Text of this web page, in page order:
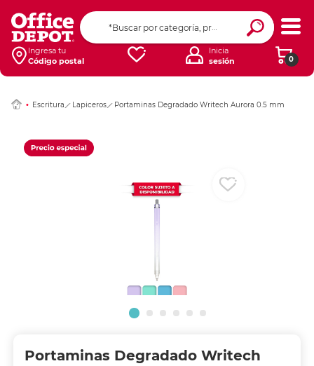
Ingresa tu
Código postal
0
Inicia
sesión
Escritura Lapiceros Portaminas Degradado Writech Aurora 0.5 mm
Portaminas Degradado Writech
Ingresar Codigo